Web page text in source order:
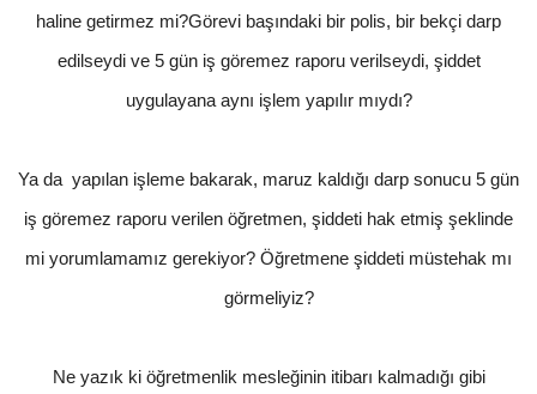
haline getirmez mi?Görevi başındaki bir polis, bir bekçi darp
edilseydi ve 5 gün iş göremez raporu verilseydi, şiddet
uygulayana aynı işlem yapılır mıydı?
Ya da yapılan işleme bakarak, maruz kaldığı darp sonucu 5 gün
iş göremez raporu verilen öğretmen, şiddeti hak etmiş şeklinde
mi yorumlamamız gerekiyor? Öğretmene şiddeti müstehak mı
görmeliyiz?
Ne yazık ki öğretmenlik mesleğinin itibarı kalmadığı gibi